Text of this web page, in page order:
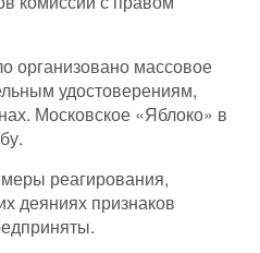
организовано массовое
удостоверениям,
Московское «Яблоко» в
реагирования,
деяниях признаков